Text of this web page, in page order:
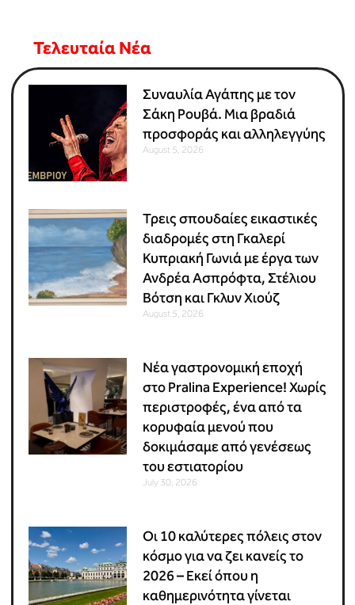
Τελευταία Νέα
Συναυλία Αγάπης με τον
Σάκη Ρουβά. Μια βραδιά
προσφοράς και αλληλεγγύης
August 5, 2026
Τρεις σπουδαίες εικαστικές
διαδρομές στη Γκαλερί
Κυπριακή Γωνιά με έργα των
Ανδρέα Ασπρόφτα, Στέλιου
Βότση και Γκλυν Χιούζ
August 5, 2026
Νέα γαστρονομική εποχή
στο Pralina Experience! Χωρίς
περιστροφές, ένα από τα
κορυφαία μενού που
δοκιμάσαμε από γενέσεως
του εστιατορίου
July 30, 2026
Οι 10 καλύτερες πόλεις στον
κόσμο για να ζει κανείς το
2026 – Εκεί όπου η
καθημερινότητα γίνεται